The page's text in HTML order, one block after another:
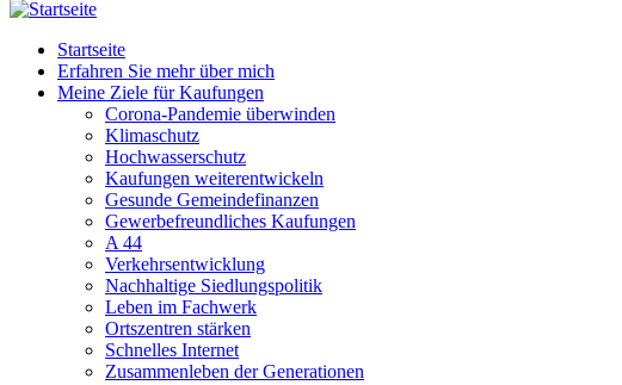
Startseite
Erfahren Sie mehr über mich
Meine Ziele für Kaufungen
Corona-Pandemie überwinden
Klimaschutz
Hochwasserschutz
Kaufungen weiterentwickeln
Gesunde Gemeindefinanzen
Gewerbefreundliches Kaufungen
A 44
Verkehrsentwicklung
Nachhaltige Siedlungspolitik
Leben im Fachwerk
Ortszentren stärken
Schnelles Internet
Zusammenleben der Generationen